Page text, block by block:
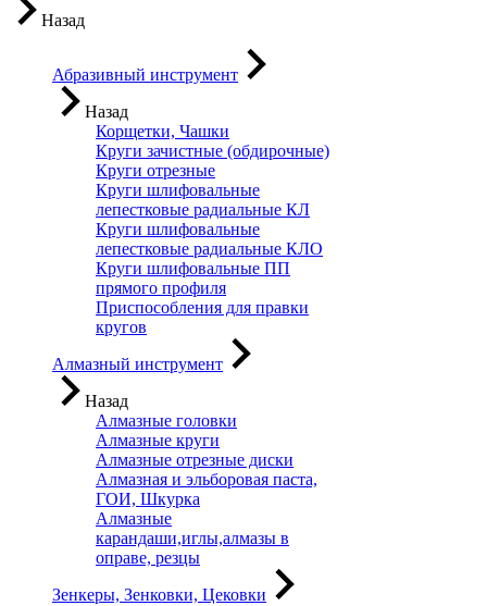
Назад
Абразивный инструмент
Назад
Корщетки, Чашки
Круги зачистные (обдирочные)
Круги отрезные
Круги шлифовальные
лепестковые радиальные КЛ
Круги шлифовальные
лепестковые радиальные КЛО
Круги шлифовальные ПП
прямого профиля
Приспособления для правки
кругов
Алмазный инструмент
Назад
Алмазные головки
Алмазные круги
Алмазные отрезные диски
Алмазная и эльборовая паста,
ГОИ, Шкурка
Алмазные
карандаши,иглы,алмазы в
оправе, резцы
Зенкеры, Зенковки, Цековки